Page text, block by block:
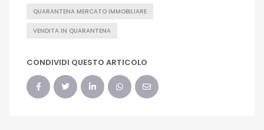
QUARANTENA MERCATO IMMOBILIARE
VENDITA IN QUARANTENA
CONDIVIDI QUESTO ARTICOLO